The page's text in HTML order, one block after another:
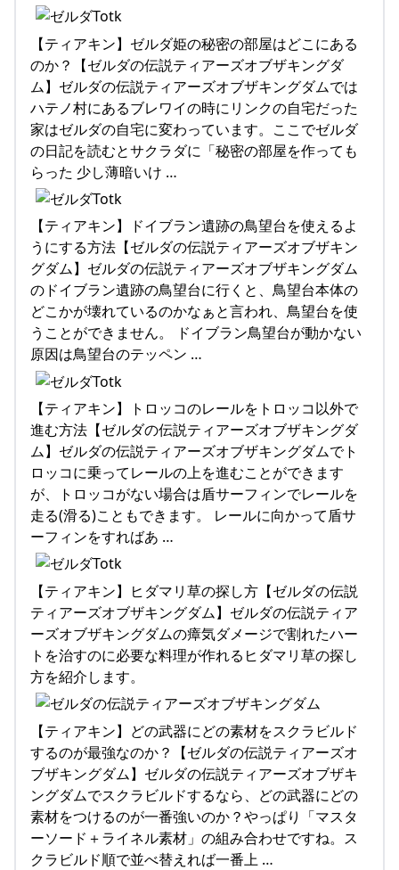
【ティアキン】ゼルダ姫の秘密の部屋はどこにある
のか？【ゼルダの伝説ティアーズオブザキングダ
ム】ゼルダの伝説ティアーズオブザキングダムでは
ハテノ村にあるブレワイの時にリンクの自宅だった
家はゼルダの自宅に変わっています。ここでゼルダ
の日記を読むとサクラダに「秘密の部屋を作っても
らった 少し薄暗いけ …
【ティアキン】ドイブラン遺跡の鳥望台を使えるよ
うにする方法【ゼルダの伝説ティアーズオブザキン
グダム】ゼルダの伝説ティアーズオブザキングダム
のドイブラン遺跡の鳥望台に行くと、鳥望台本体の
どこかが壊れているのかなぁと言われ、鳥望台を使
うことができません。 ドイブラン鳥望台が動かない
原因は鳥望台のテッペン …
【ティアキン】トロッコのレールをトロッコ以外で
進む方法【ゼルダの伝説ティアーズオブザキングダ
ム】ゼルダの伝説ティアーズオブザキングダムでト
ロッコに乗ってレールの上を進むことができます
が、トロッコがない場合は盾サーフィンでレールを
走る(滑る)こともできます。 レールに向かって盾サ
ーフィンをすればあ …
【ティアキン】ヒダマリ草の探し方【ゼルダの伝説
ティアーズオブザキングダム】ゼルダの伝説ティア
ーズオブザキングダムの瘴気ダメージで割れたハー
トを治すのに必要な料理が作れるヒダマリ草の探し
方を紹介します。
【ティアキン】どの武器にどの素材をスクラビルド
するのが最強なのか？【ゼルダの伝説ティアーズオ
ブザキングダム】ゼルダの伝説ティアーズオブザキ
ングダムでスクラビルドするなら、どの武器にどの
素材をつけるのが一番強いのか？やっぱり「マスタ
ーソード＋ライネル素材」の組み合わせですね。ス
クラビルド順で並べ替えれば一番上 …